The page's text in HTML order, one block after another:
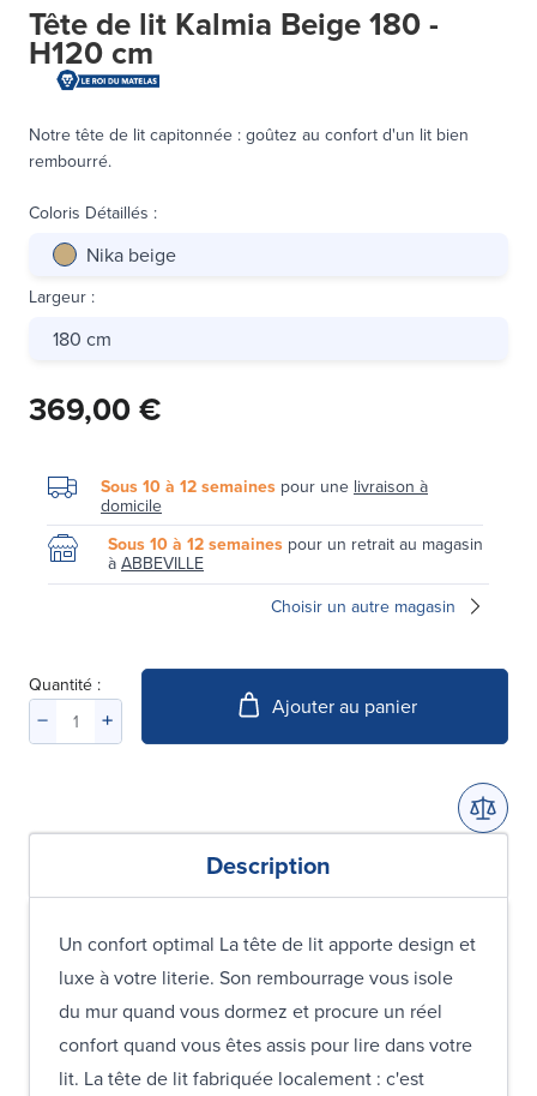
Tête de lit Kalmia Beige 180 -
H120 cm
Notre tête de lit capitonnée : goûtez au confort d'un lit bien
rembourré.
Coloris Détaillés :
Nika beige
Largeur :
180 cm
369,00 €
Sous 10 à 12 semaines pour une livraison à
domicile
Sous 10 à 12 semaines pour un retrait au magasin
à ABBEVILLE
Choisir un autre magasin
Quantité :
Ajouter au panier
Description
Un confort optimal La tête de lit apporte design et
luxe à votre literie. Son rembourrage vous isole
du mur quand vous dormez et procure un réel
confort quand vous êtes assis pour lire dans votre
lit. La tête de lit fabriquée localement : c'est